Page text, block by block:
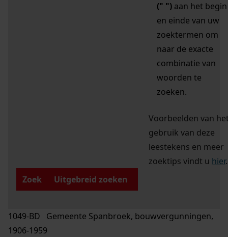
(" ") aan het begin
en einde van uw
zoektermen om
naar de exacte
combinatie van
woorden te
zoeken.
Voorbeelden van
gebruik van deze
leestekens en meer
zoektips vindt u hier.
Zoek
Uitgebreid zoeken
1049-BD Gemeente Spanbroek, bouwvergunningen,
1906-1959